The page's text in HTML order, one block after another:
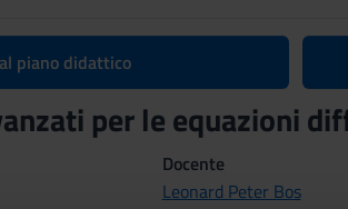
piano didattico
per le equazioni
Docente
Leonard Peter Bos